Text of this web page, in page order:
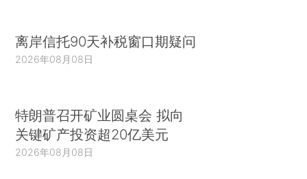
离岸信托90天补税窗口期疑问
2026年08月08日
特朗普召开矿业圆桌会 拟向
关键矿产投资超20亿美元
2026年08月08日